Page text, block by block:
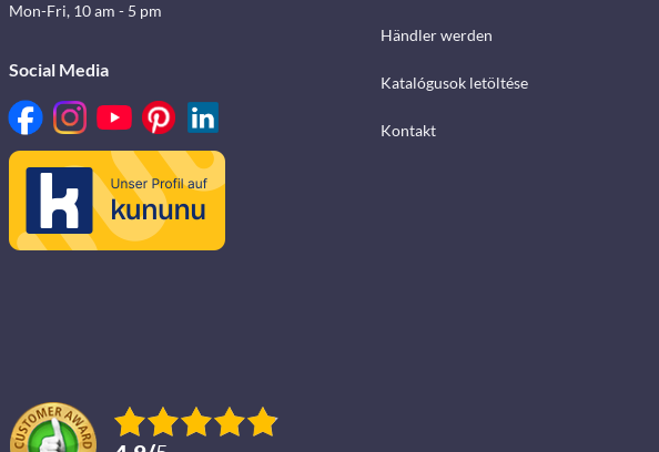
Mon-Fri, 10 am - 5 pm
Social Media
Händler werden
Katalógusok letöltése
Kontakt